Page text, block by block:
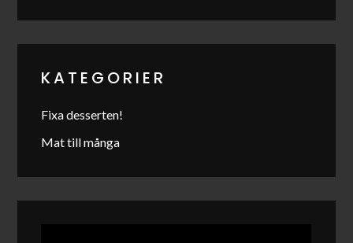
KATEGORIER
Fixa desserten!
Mat till många